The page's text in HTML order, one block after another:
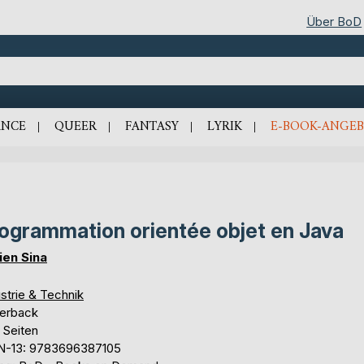
Über BoD
QUEER FANTASY LYRIK E-BOOK-
orientée objet en Java
Sina
& Technik
13: 9783696387105